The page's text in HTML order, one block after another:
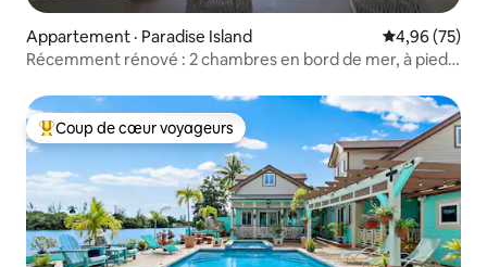
Appartement · Paradise Island Note
4,96 (75)
Récemment rénové : 2 chambres en bord de mer, à pied
Coup de cœur voyageurs parmi les plus aimés
Coup de cœur voyageurs